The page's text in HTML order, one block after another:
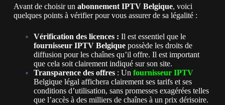
Avant de choisir un abonnement IPTV Belgique, voici
quelques points à vérifier pour vous assurer de sa légalité :
Vérification des licences : Il est essentiel que le
fournisseur IPTV Belgiquepossède les droits de
diffusion pour les chaînes qu’il offre. Il est important
que cela soit clairement indiqué sur son site.
Transparence des offres: Un fournisseur IPTV
Belgique légal affichera clairement ses tarifs et ses
conditions d’utilisation, sans promesses exagérées telles
que l’accès à des milliers de chaînes à un prix dérisoire.